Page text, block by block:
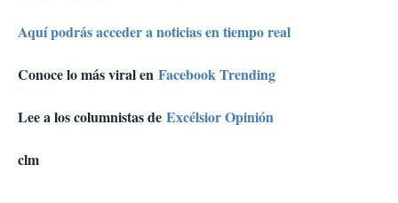
Aquí podrás acceder a noticias en tiempo real
Conoce lo más viral en Facebook Trending
Lee a los columnistas de Excélsior Opinión
clm